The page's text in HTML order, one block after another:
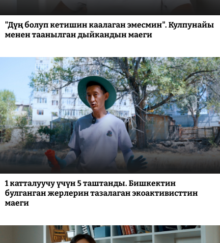
"Дүң болуп кетишин каалаган эмесмин". Кулпунайы
менен таанылган дыйкандын маеги
1 катталуучу үчүн 5 таштанды. Бишкектин
булганган жерлерин тазалаган экоактивисттин
маеги